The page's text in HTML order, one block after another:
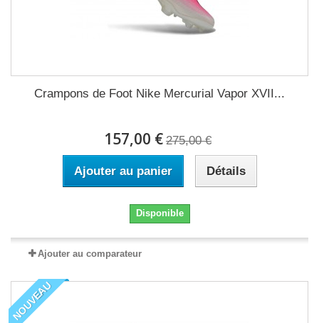
Crampons de Foot Nike Mercurial Vapor XVII...
157,00 € 275,00 €
Ajouter au panier Détails
Disponible
Ajouter au comparateur
NOUVEAU